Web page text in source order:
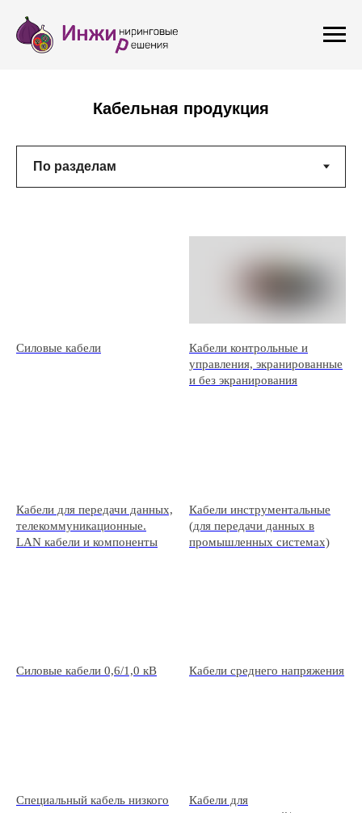
Кабельная продукция
Силовые кабели
Кабели контрольные и
управления, экранированные
и без экранирования
Кабели для передачи данных,
телекоммуникационные.
LAN кабели и компоненты
Кабели инструментальные
(для передачи данных в
промышленных системах)
Силовые кабели 0,6/1,0 кВ Кабели среднего напряжения
Специальный кабель низкого
Кабели для